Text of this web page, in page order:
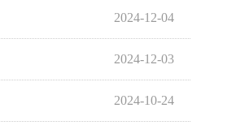
2024-12-04
2024-12-03
2024-10-24